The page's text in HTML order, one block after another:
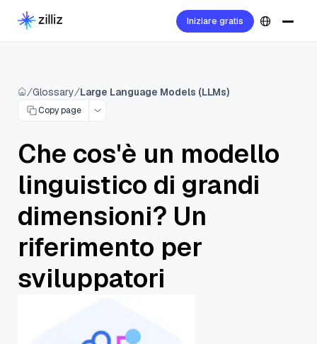
Iniziare gratis
Glossary Large Language Models (LLMs)
Copy page
Che cos'è un modello
linguistico di grandi
dimensioni? Un
riferimento per
sviluppatori